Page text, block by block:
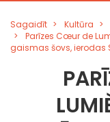
Sagaidīt Kultūra
Parīzes Cœur de
gaismas šovs, ierodas